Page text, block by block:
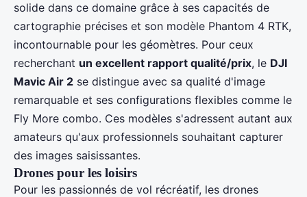
solide dans ce domaine grâce à ses capacités de
cartographie précises et son modèle Phantom 4 RTK,
incontournable pour les géomètres. Pour ceux
recherchant un excellent rapport qualité/prix, le DJI
Mavic Air 2 se distingue avec sa qualité d'image
remarquable et ses configurations flexibles comme le
Fly More combo. Ces modèles s'adressent autant aux
amateurs qu'aux professionnels souhaitant capturer
des images saisissantes.
Drones pour les loisirs
Pour les passionnés de vol récréatif, les drones